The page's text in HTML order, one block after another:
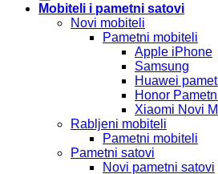
Mobiteli i pametni satovi
Novi mobiteli
Pametni mobiteli
Apple iPhone
Samsung
Huawei
Honor
Xiaomi Novi
Rabljeni mobiteli
Pametni mobiteli
Pametni satovi
Novi pametni satovi